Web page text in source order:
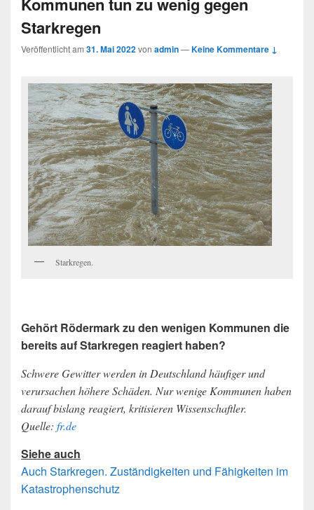
Starkregen
Veröffentlicht am 31. Mai 2022von admin—Keine Kommentare ↓
Starkregen.
Gehört Rödermark zu den wenigen Kommunen die
bereits auf Starkregen reagiert haben?
Schwere Gewitter werden in Deutschland häufiger und
verursachen höhere Schäden. Nur wenige Kommunen haben
darauf bislang reagiert, kritisieren Wissenschaftler.
Quelle: fr.de
Siehe auch
Auch Starkregen. Zuständigkeiten und Fähigkeiten im
Katastrophenschutz